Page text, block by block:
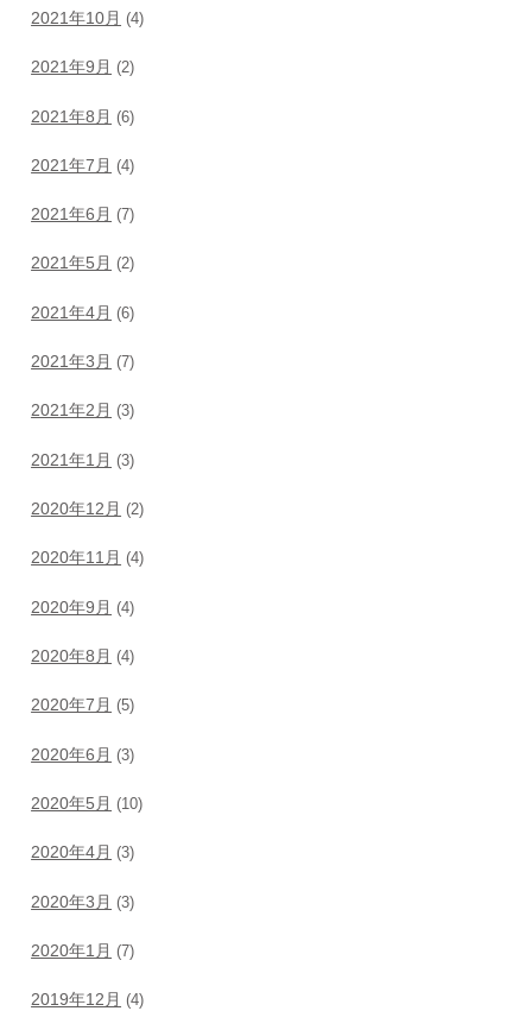
2021年10月 (4)
2021年9月 (2)
2021年8月 (6)
2021年7月 (4)
2021年6月 (7)
2021年5月 (2)
2021年4月 (6)
2021年3月 (7)
2021年2月 (3)
2021年1月 (3)
2020年12月 (2)
2020年11月 (4)
2020年9月 (4)
2020年8月 (4)
2020年7月 (5)
2020年6月 (3)
2020年5月 (10)
2020年4月 (3)
2020年3月 (3)
2020年1月 (7)
2019年12月 (4)